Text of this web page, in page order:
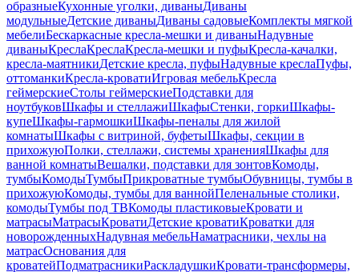
образныеКухонные уголки, диваныДиваны
модульныеДетские диваныДиваны садовыеКомплекты мягкой
мебелиБескаркасные кресла-мешки и диваныНадувные
диваныКреслаКреслаКресла-мешки и пуфыКресла-качалки,
кресла-маятникиДетские кресла, пуфыНадувные креслаПуфы,
оттоманкиКресла-кроватиИгровая мебельКресла
геймерскиеСтолы геймерскиеПодставки для
ноутбуковШкафы и стеллажиШкафыСтенки, горкиШкафы-
купеШкафы-гармошкиШкафы-пеналы для жилой
комнатыШкафы с витриной, буфетыШкафы, секции в
прихожуюПолки, стеллажи, системы храненияШкафы для
ванной комнатыВешалки, подставки для зонтовКомоды,
тумбыКомодыТумбыПрикроватные тумбыОбувницы, тумбы в
прихожуюКомоды, тумбы для ваннойПеленальные столики,
комодыТумбы под ТВКомоды пластиковыеКровати и
матрасыМатрасыКроватиДетские кроватиКроватки для
новорожденныхНадувная мебельНаматрасники, чехлы на
матрасОснования для
кроватейПодматрасникиРаскладушкиКровати-трансформеры,